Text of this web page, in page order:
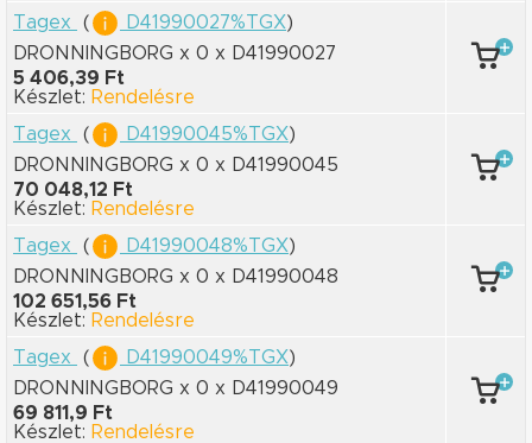
Tagex
( D41990027%TGX)
DRONNINGBORG x 0 x D41990027
5 406,39 Ft
Készlet: Rendelésre
Tagex
( D41990045%TGX)
DRONNINGBORG x 0 x D41990045
70 048,12 Ft
Készlet: Rendelésre
Tagex
( D41990048%TGX)
DRONNINGBORG x 0 x D41990048
102 651,56 Ft
Készlet: Rendelésre
Tagex
( D41990049%TGX)
DRONNINGBORG x 0 x D41990049
69 811,9 Ft
Készlet: Rendelésre